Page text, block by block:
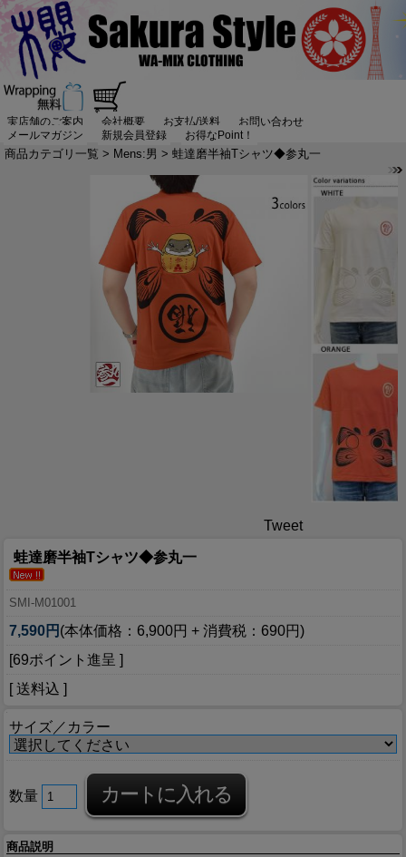
実店舗のご案内 会社概要 お支払/送料
お問い合わせ
メールマガジン
新規会員登録 お得なPoint！
商品カテゴリ一覧 > Mens:男 > 蛙達磨半袖Tシャツ◆参丸一
Tweet
蛙達磨半袖Tシャツ◆参丸一
SMI-M01001
7,590円 (本体価格：6,900円 + 消費税：690円)
[69ポイント進呈 ]
[ 送料込 ]
サイズ／カラー
数量
商品説明